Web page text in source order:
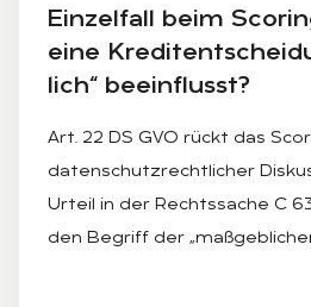
Ein­zel­fall beim
eine
lich“ be­ein­flusst?
Art. 22 DS GVO rückt das
datenschutzrechtlicher
Urteil in der Rechtssache C
den Begriff der